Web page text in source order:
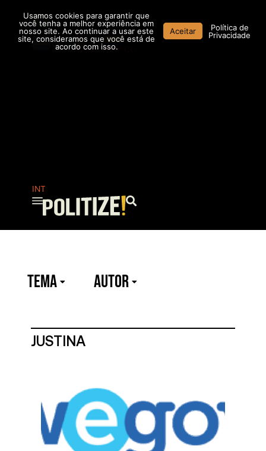
conteúdo
AR MX
INT
Pesquisar
TEMA Autor
JUSTINA
Usamos cookies para garantir que
você tenha a melhor experiência em
nosso site. Ao continuar a usar este
site, consideramos que você está de
acordo com isso.
Aceitar
Política de
Privacidade